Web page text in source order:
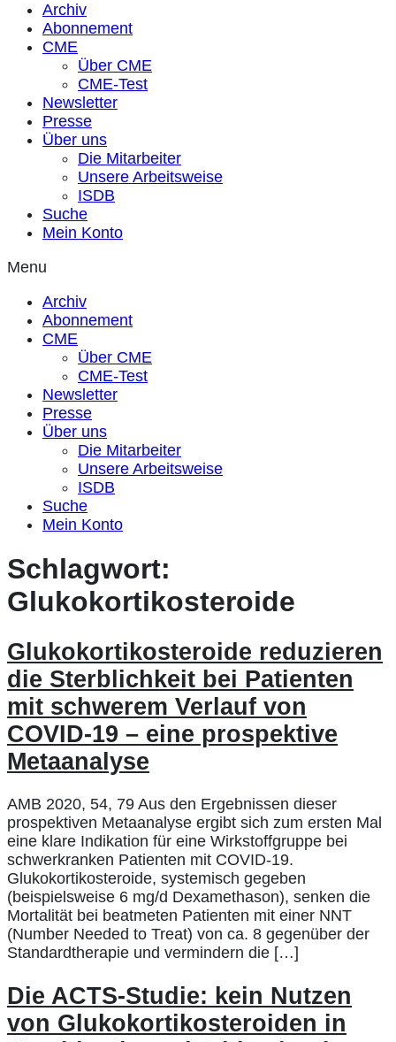
Archiv
Abonnement
CME
Über CME
CME-Test
Newsletter
Presse
Über uns
Die Mitarbeiter
Unsere Arbeitsweise
ISDB
Suche
Mein Konto
Menu
Archiv
Abonnement
CME
Über CME
CME-Test
Newsletter
Presse
Über uns
Die Mitarbeiter
Unsere Arbeitsweise
ISDB
Suche
Mein Konto
Schlagwort:
Glukokortikosteroide
Glukokortikosteroide reduzieren
die Sterblichkeit bei Patienten
mit schwerem Verlauf von
COVID-19 – eine prospektive
Metaanalyse
AMB 2020, 54, 79 Aus den Ergebnissen dieser
prospektiven Metaanalyse ergibt sich zum ersten Mal
eine klare Indikation für eine Wirkstoffgruppe bei
schwerkranken Patienten mit COVID-19.
Glukokortikosteroide, systemisch gegeben
(beispielsweise 6 mg/d Dexamethason), senken die
Mortalität bei beatmeten Patienten mit einer NNT
(Number Needed to Treat) von ca. 8 gegenüber der
Standardtherapie und vermindern die […]
Die ACTS-Studie: kein Nutzen
von Glukokortikosteroiden in